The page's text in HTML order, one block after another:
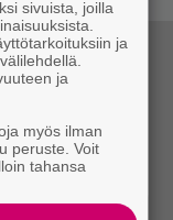
sivuista, joilla
ja
ja
myös ilman
peruste. Voit
tahansa